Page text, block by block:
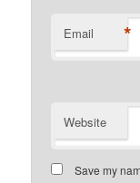
Email *
Website
Save my